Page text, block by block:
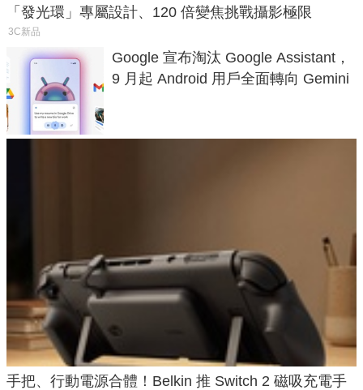
「發光環」專屬設計、120 倍變焦挑戰攝影極限
3C新品
Google 宣布淘汰 Google Assistant，
9 月起 Android 用戶全面轉向 Gemini
手把、行動電源合體！Belkin 推 Switch 2 磁吸充電手